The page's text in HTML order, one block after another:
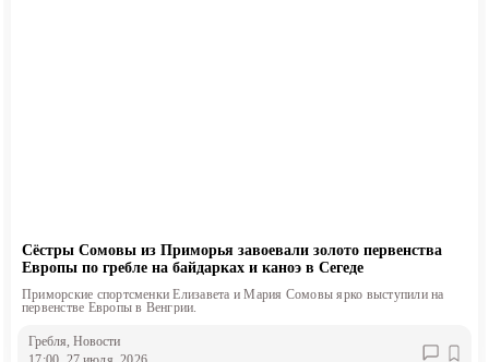
Сёстры Сомовы из Приморья завоевали золото первенства
Европы по гребле на байдарках и каноэ в Сегеде
Приморские спортсменки Елизавета и Мария Сомовы ярко выступили на
первенстве Европы в Венгрии.
Гребля, Новости